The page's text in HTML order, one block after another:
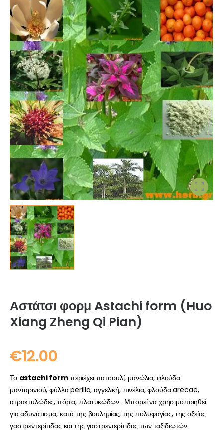
Αστάτσι φορμ Astachi form (Huo
Xiang Zheng Qi Pian)
€12.00
Το astachi formπεριέχει πατσουλί, μανώλια, φλούδα
μανταρινιού, φύλλα perilla, αγγελική, πινέλια, φλούδα arecae,
ατρακτυλώδες, πόρια, πλατυκώδων . Μπορεί να χρησιμοποιηθεί
για αδυνάτισμα, κατά της βουλημίας, της πολυφαγίας, της οξείας
γαστρεντερίτιδας και της γαστρεντερίτιδας των ταξιδιωτών.